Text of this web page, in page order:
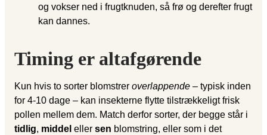
og vokser ned i frugtknuden, så frø og derefter frugt
kan dannes.
Timing er altafgørende
Kun hvis to sorter blomstrer overlappende – typisk inden
for 4-10 dage – kan insekterne flytte tilstrækkeligt frisk
pollen mellem dem. Match derfor sorter, der begge står i
tidlig, middel eller sen blomstring, eller som i det